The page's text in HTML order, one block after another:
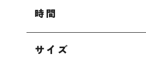
時間
サイズ